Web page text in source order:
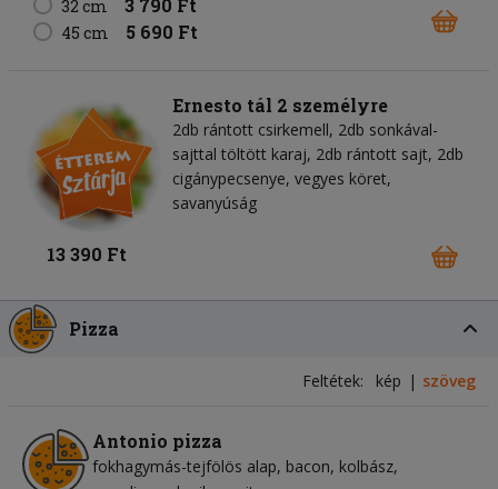
32 cm 3 790 Ft
45 cm 5 690 Ft
Ernesto tál 2 személyre
2db rántott csirkemell, 2db sonkával-
sajttal töltött karaj, 2db rántott sajt, 2db
cigánypecsenye, vegyes köret,
savanyúság
13 390 Ft
Pizza
Feltétek: kép szöveg
Antonio pizza
fokhagymás-tejfölös alap bacon kolbász